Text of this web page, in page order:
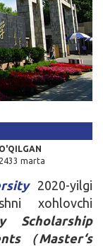
O'QILGAN
2433 marta
2020-yilgi
xohlovchi
Scholarship
（Master‘s